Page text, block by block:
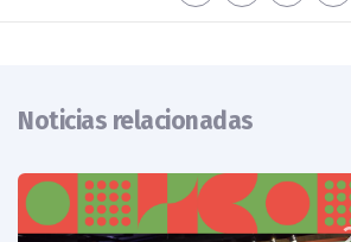
Noticias relacionadas